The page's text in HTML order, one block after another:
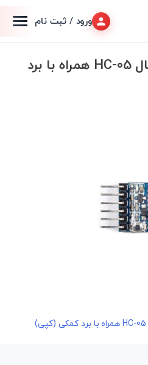
ورود / ثبت نام
ماژول بلوتوث سریال HC-05 همراه با برد